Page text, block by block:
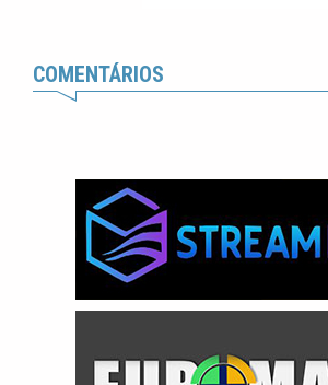
COMENTÁRIOS